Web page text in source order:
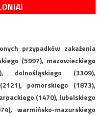
przypadków zakażenia
(5997), mazowieckiego
dolnośląskiego (3309),
pomorskiego (1873),
(1470), lubelskiego
warmińsko-mazurskiego